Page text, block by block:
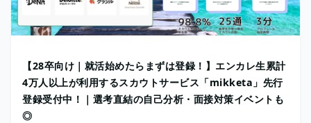
【28卒向け｜就活始めたらまずは登録！】エンカレ生累計
4万人以上が利用するスカウトサービス「mikketa」先行
登録受付中！｜選考直結の自己分析・面接対策イベントも
◎